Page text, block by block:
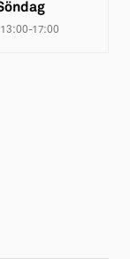
13:00-17:00